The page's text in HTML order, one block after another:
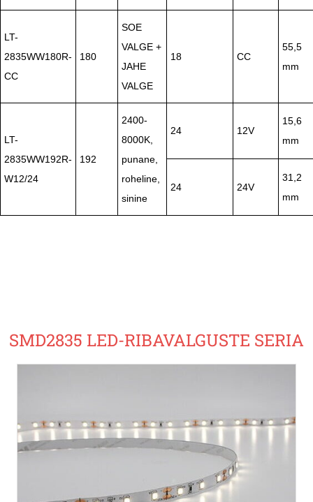
LT-
2835WW180R-
CC
180
SOE
VALGE +
JAHE
VALGE
18 CC
55,5
mm
LT-
2835WW192R-
W12/24
192
2400-
8000K,
punane,
roheline,
sinine
24 12V
15,6
mm
24 24V
31,2
mm
SMD2835 LED-RIBAVALGUSTE SERIA